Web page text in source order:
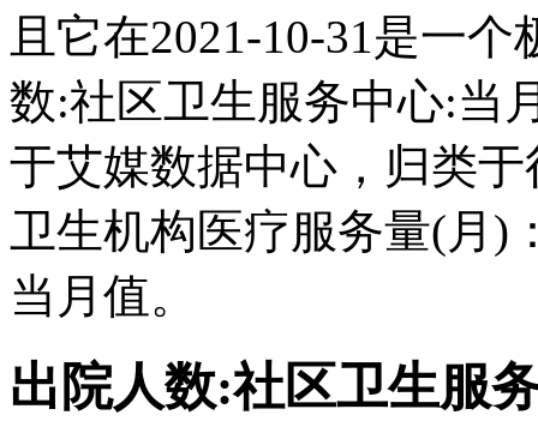
且它在2021-10-31是一
数:社区卫生服务中心:当
于艾媒数据中心，归类
卫生机构医疗服务量(月)
当月值。
出院人数:社区卫生服